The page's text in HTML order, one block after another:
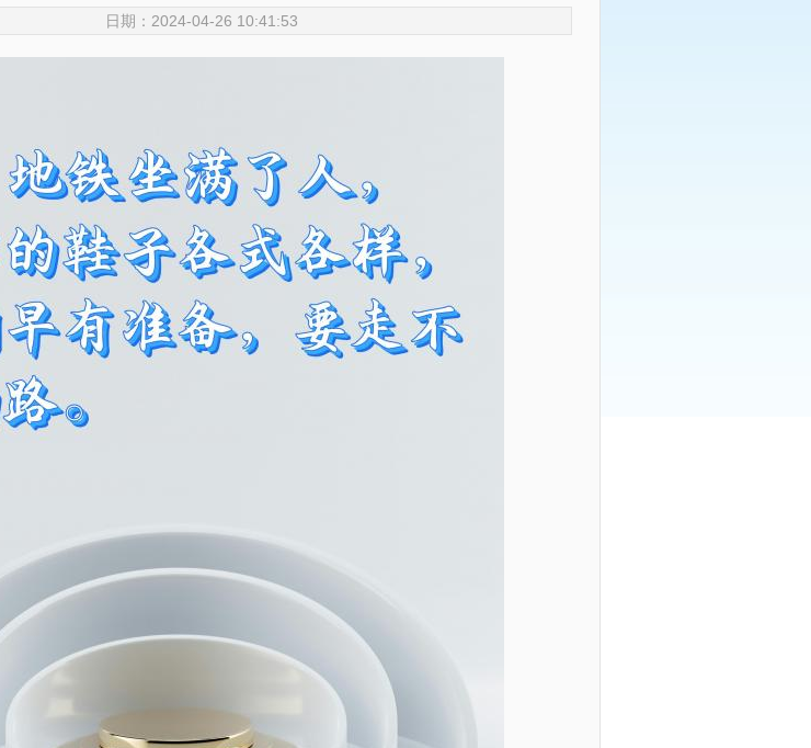
日期：2024-04-26 10:41:53